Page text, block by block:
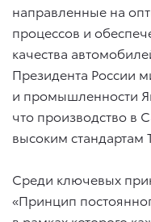
направленные на
процессов и
качества
Президента России
и промышленности
что производство в
высоким стандартам
Среди ключевых
«Принцип